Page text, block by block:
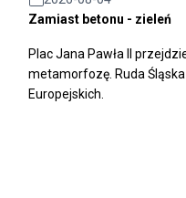
Zamiast betonu - zieleń
Plac Jana Pawła II
metamorfozę. Ruda
Europejskich.